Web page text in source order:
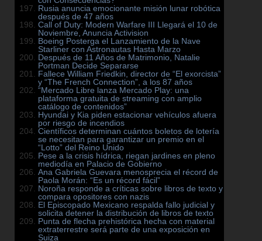
Rusia anuncia emocionante misión lunar robótica
después de 47 años
Call of Duty: Modern Warfare III Llegará el 10 de
Noviembre, Anuncia Activision
Boeing Posterga el Lanzamiento de la Nave
Starliner con Astronautas Hasta Marzo
Después de 11 Años de Matrimonio, Natalie
Portman Decide Separarse
Fallece William Friedkin, director de “El exorcista”
y “The French Connection”, a los 87 años
“Mercado Libre lanza Mercado Play: una
plataforma gratuita de streaming con amplio
catálogo de contenidos”
Hyundai y Kia piden estacionar vehículos afuera
por riesgo de incendios
Científicos determinan cuántos boletos de lotería
se necesitan para garantizar un premio en el
“Lotto” del Reino Unido
Pese a la crisis hídrica, riegan jardines en pleno
mediodía en Palacio de Gobierno
Ana Gabriela Guevara menosprecia el récord de
Paola Morán: “Es un récord fácil”
Noroña responde a críticas sobre libros de texto y
compara opositores con nazis
El Episcopado Mexicano respalda fallo judicial y
solicita detener la distribución de libros de texto
Punta de flecha prehistórica hecha con material
extraterrestre será parte de una exposición en
Suiza